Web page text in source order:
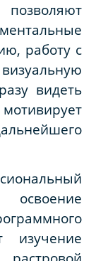
работу с
видеть
изучение